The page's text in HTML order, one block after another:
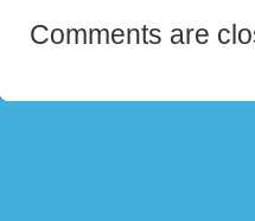
Comments are